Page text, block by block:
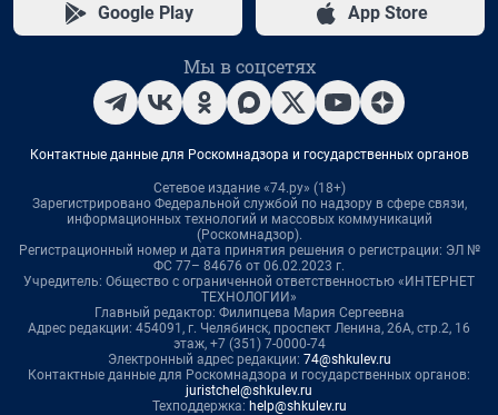
Google Play App Store
Мы в соцсетях
Контактные данные для Роскомнадзора и государственных органов
Сетевое издание «74.ру» (18+)
Зарегистрировано Федеральной службой по надзору в сфере связи,
информационных технологий и массовых коммуникаций
(Роскомнадзор).
Регистрационный номер и дата принятия решения о регистрации: ЭЛ №
ФС 77– 84676 от 06.02.2023 г.
Учредитель: Общество с ограниченной ответственностью «ИНТЕРНЕТ
ТЕХНОЛОГИИ»
Главный редактор: Филипцева Мария Сергеевна
Адрес редакции: 454091, г. Челябинск, проспект Ленина, 26А, стр.2, 16
этаж, +7 (351) 7-0000-74
Электронный адрес редакции: 74@shkulev.ru
Контактные данные для Роскомнадзора и государственных органов:
juristchel@shkulev.ru
Техподдержка: help@shkulev.ru